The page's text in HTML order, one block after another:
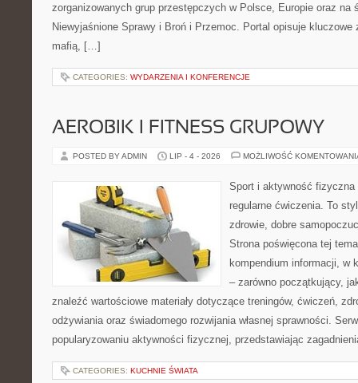
zorganizowanych grup przestępczych w Polsce, Europie oraz na
Niewyjaśnione Sprawy i Broń i Przemoc. Portal opisuje kluczowe
mafią, […]
CATEGORIES: WYDARZENIA I KONFERENCJE
AEROBIK I FITNESS GRUPOWY
POSTED BY ADMIN LIP - 4 - 2026 MOŻLIWOŚĆ
Sport i aktywność
regularne ćwiczenia. To
zdrowie, dobre
Strona poświęcona tej
kompendium informacji, w
– zarówno początkujący,
znaleźć wartościowe materiały dotyczące treningów, ćwiczeń,
odżywiania oraz świadomego rozwijania własnej sprawności.
popularyzowaniu aktywności fizycznej, przedstawiając
CATEGORIES: KUCHNIE ŚWIATA